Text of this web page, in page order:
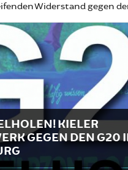
Widerstand gegen
KIELER
GEGEN DEN G20